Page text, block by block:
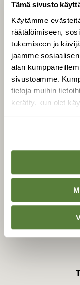
Tämä sivusto
Käytämme
räätälöimiseen,
tukemiseen ja
jaamme
alan
sivustoamme.
tietoja muihin
kerätty, kun olet